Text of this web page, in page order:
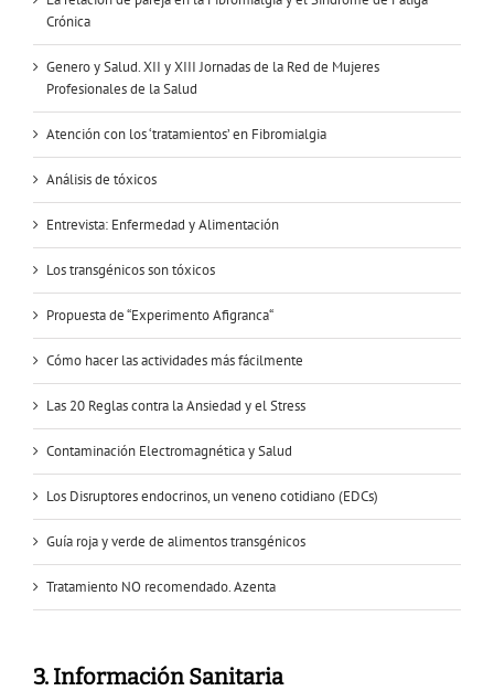
Crónica
Genero y Salud. XII y XIII Jornadas de la Red de Mujeres
Profesionales de la Salud
Atención con los ‘tratamientos’ en Fibromialgia
Análisis de tóxicos
Entrevista: Enfermedad y Alimentación
Los transgénicos son tóxicos
Propuesta de “Experimento Afigranca“
Cómo hacer las actividades más fácilmente
Las 20 Reglas contra la Ansiedad y el Stress
Contaminación Electromagnética y Salud
Los Disruptores endocrinos, un veneno cotidiano (EDCs)
Guía roja y verde de alimentos transgénicos
Tratamiento NO recomendado. Azenta
3. Información Sanitaria